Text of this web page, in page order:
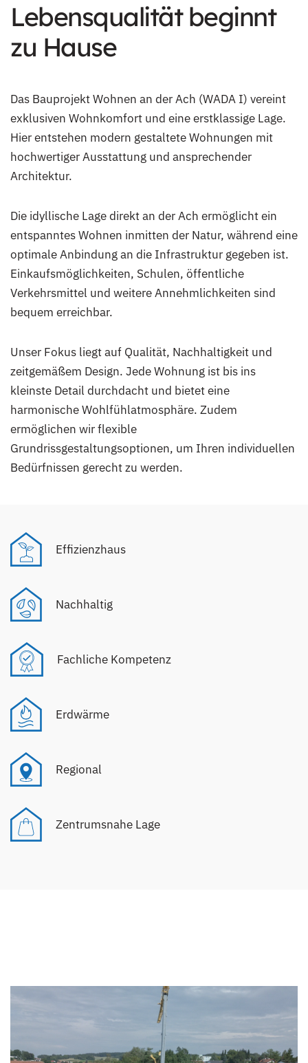
Lebensqualität beginnt
zu Hause
Das Bauprojekt Wohnen an der Ach (WADA I) vereint
exklusiven Wohnkomfort und eine erstklassige Lage.
Hier entstehen modern gestaltete Wohnungen mit
hochwertiger Ausstattung und ansprechender
Architektur.
Die idyllische Lage direkt an der Ach ermöglicht ein
entspanntes Wohnen inmitten der Natur, während eine
optimale Anbindung an die Infrastruktur gegeben ist.
Einkaufsmöglichkeiten, Schulen, öffentliche
Verkehrsmittel und weitere Annehmlichkeiten sind
bequem erreichbar.
Unser Fokus liegt auf Qualität, Nachhaltigkeit und
zeitgemäßem Design. Jede Wohnung ist bis ins
kleinste Detail durchdacht und bietet eine
harmonische Wohlfühlatmosphäre. Zudem
ermöglichen wir flexible
Grundrissgestaltungsoptionen, um Ihren individuellen
Bedürfnissen gerecht zu werden.
Effizienzhaus
Nachhaltig
Fachliche Kompetenz
Erdwärme
Regional
Zentrumsnahe Lage